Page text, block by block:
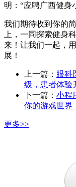
明：“应聘广西健身
我们期待收到你的
上，一同探索健身
来！让我们一起，
展！
上一篇： 眼科
级，患者体验
下一篇： 小程
你的游戏世界
更多>>